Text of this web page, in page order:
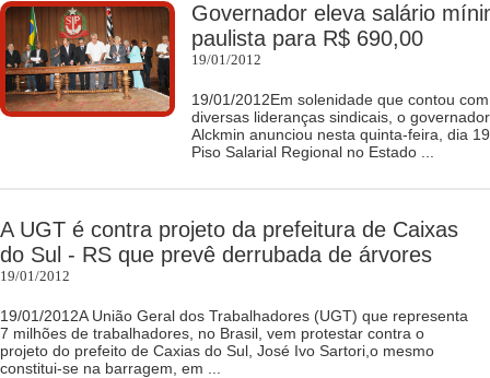
Governador eleva salário
paulista para R$ 690,00
19/01/2012
19/01/2012Em solenidade que contou
diversas lideranças sindicais, o
Alckmin anunciou nesta quinta-feira, dia
Piso Salarial Regional no Estado ...
A UGT é contra projeto da prefeitura de Caixas
do Sul - RS que prevê derrubada de árvores
19/01/2012
19/01/2012A União Geral dos Trabalhadores (UGT) que representa
7 milhões de trabalhadores, no Brasil, vem protestar contra o
projeto do prefeito de Caxias do Sul, José Ivo Sartori,o mesmo
constitui-se na barragem, em ...